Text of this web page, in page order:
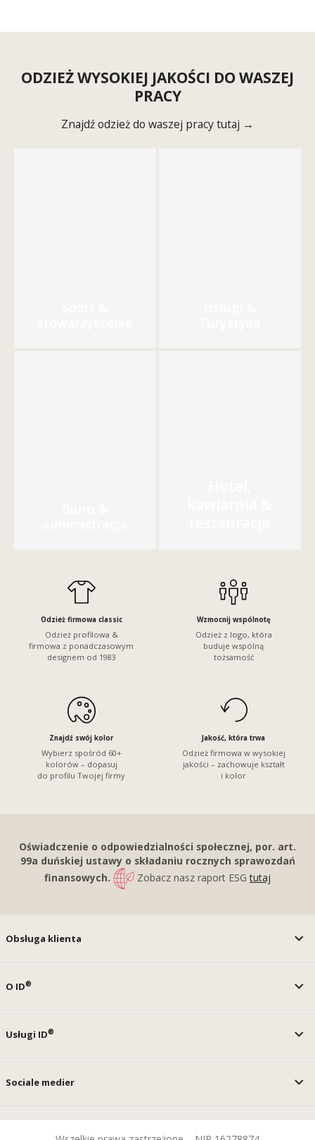
ODZIEŻ WYSOKIEJ JAKOŚCI DO WASZEJ
PRACY
Znajdź odzież do waszej pracy tutaj →
Odzież firmowa classic
Odzież profilowa &
firmowa z ponadczasowym
designem od 1983
Wzmocnij wspólnotę
Odzież z logo, która
buduje wspólną
tożsamość
Znajdź swój kolor
Wybierz spośród 60+
kolorów – dopasuj
do profilu Twojej firmy
Jakość, która trwa
Odzież firmowa w wysokiej
jakości – zachowuje kształt
i kolor
Oświadczenie o odpowiedzialności społecznej, por. art.
99a duńskiej ustawy o składaniu rocznych sprawozdań
finansowych.
Zobacz nasz raport ESGtutaj
Obsługa klienta
O ID®
Usługi ID®
Sociale medier